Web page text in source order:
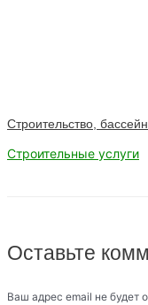
Строительство,
Строительные услуги
Оставьте
Ваш адрес email не будет